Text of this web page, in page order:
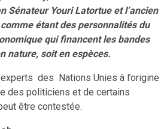
Sénateur Youri Latortue et l’ancien
étant des personnalités du
qui financent les bandes
nature, soit en espèces.
des Nations Unies à l’origine
des politiciens et de certains
être contestée.